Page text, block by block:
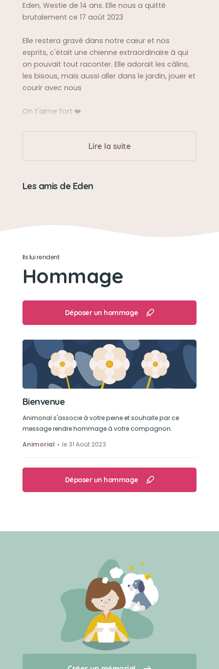
Créer un mémorial
Eden, Westie de 14 ans. Elle nous a quitté
brutalement ce 17 août 2023
Elle restera gravé dans notre cœur et nos
esprits, c'était une chienne extraordinaire à qui
on pouvait tout raconter. Elle adorait les câlins,
les bisous, mais aussi aller dans le jardin, jouer et
courir avec nous
On t'aime fort ❤️
Les balades dans les champs autour de la
son nez !
Son caractère
Têtue, câline et adorable
Son jouet préféré
Eden aimait pas les jouets, juste des couvertures
Son loisir préféré
Aller courir dans le jardin, faire du quad, aller
dans la brouette pour aller au poulailler
Lire la suite
Les amis de Eden
Ils lui rendent
Hommage
Déposer un hommage
Bienvenue
Animorial s'associe à votre peine et souhaite par ce
message rendre hommage à votre compagnon.
Animorial
le 31 Août 2023
Déposer un hommage